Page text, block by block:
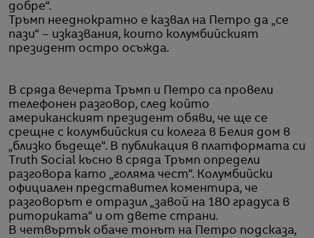
добре“.
Тръмп нееднократно е казвал на Петро да „се
пази“ – изказвания, които колумбийският
президент остро осъжда.
В сряда вечерта Тръмп и Петро са провели
телефонен разговор, след който
американският президент обяви, че ще се
срещне с колумбийския си колега в Белия дом в
„близко бъдеще“. В публикация в платформата си
Truth Social късно в сряда Тръмп определи
разговора като „голяма чест“. Колумбийски
официален представител коментира, че
разговорът е отразил „завой на 180 градуса в
риториката“ и от двете страни.
В четвъртък обаче тонът на Петро подсказа,